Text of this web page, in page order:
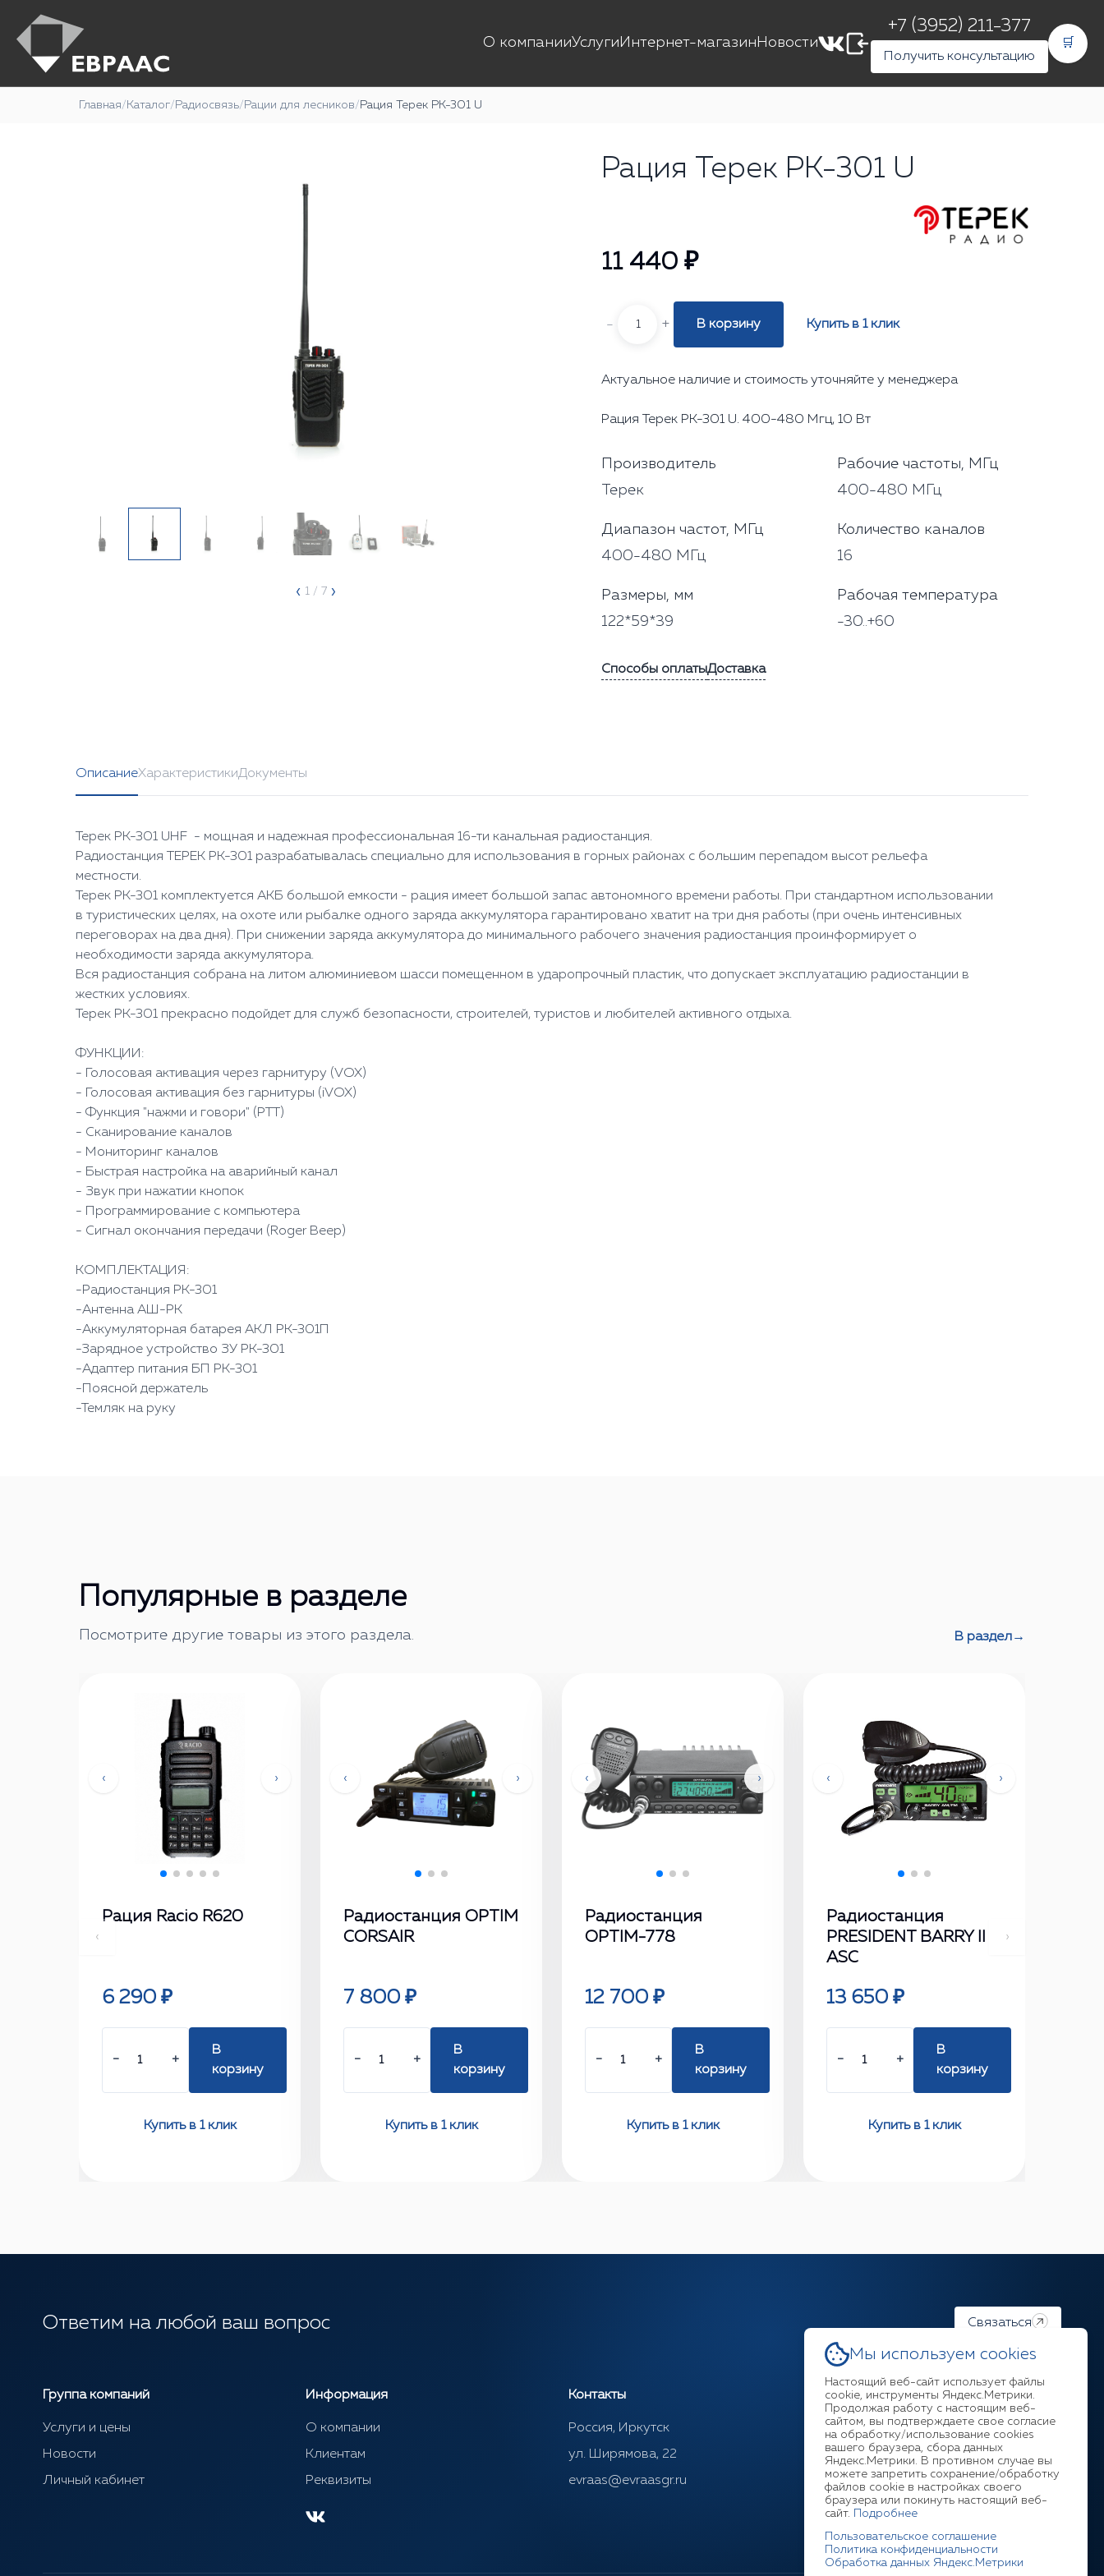
О компанииУслуги Интернет-магазин Новости
+7 (3952) 211-377
Получить консультацию
🛒
Главная/ Каталог/ Радиосвязь/ Рации для лесников/ Рация Терек РК-301 U
‹ 1 / 7 ›
Рация Терек РК-301 U
11 440 ₽
- + В корзину Купить в 1 клик
Актуальное наличие и стоимость уточняйте у менеджера
Рация Терек РК-301 U. 400-480 Мгц, 10 Вт
Производитель
Терек
Рабочие частоты, МГц
400-480 МГц
Диапазон частот, МГц
400-480 МГц
Количество каналов
16
Размеры, мм
122*59*39
Рабочая температура
-30..+60
Способы оплатыДоставка
ОписаниеХарактеристикиДокументы
Терек РК-301 UHF - мощная и надежная профессиональная 16-ти канальная радиостанция.
Радиостанция TEPEK PK-301 разрабатывалась специально для использования в горных районах с большим перепадом высот рельефа
местности.
Терек РК-301 комплектуется АКБ большой емкости - рация имеет большой запас автономного времени работы. При стандартном использовании
в туристических целях, на охоте или рыбалке одного заряда аккумулятора гарантировано хватит на три дня работы (при очень интенсивных
переговорах на два дня). При снижении заряда аккумулятора до минимального рабочего значения радиостанция проинформирует о
необходимости заряда аккумулятора.
Вся радиостанция собрана на литом алюминиевом шасси помещенном в ударопрочный пластик, что допускает эксплуатацию радиостанции в
жестких условиях.
Терек РК-301 прекрасно подойдет для служб безопасности, строителей, туристов и любителей активного отдыха.
ФУНКЦИИ:
- Голосовая активация через гарнитуру (VOX)
- Голосовая активация без гарнитуры (iVOX)
- Функция "нажми и говори" (PTT)
- Сканирование каналов
- Мониторинг каналов
- Быстрая настройка на аварийный канал
- Звук при нажатии кнопок
- Программирование с компьютера
- Сигнал окончания передачи (Roger Beep)
КОМПЛЕКТАЦИЯ:
-Радиостанция РК-301
-Антенна АШ-РК
-Аккумуляторная батарея АКЛ РК-301П
-Зарядное устройство ЗУ РК-301
-Адаптер питания БП РК-301
-Поясной держатель
-Темляк на руку
Популярные в разделе
Посмотрите другие товары из этого раздела. В раздел→
‹ ›
Рация Racio R620
6 290 ₽
− +
В
корзину
Купить в 1 клик
‹ ›
Радиостанция OPTIM
CORSAIR
7 800 ₽
− +
В
корзину
Купить в 1 клик
‹ ›
Радиостанция
OPTIM-778
12 700 ₽
− +
В
корзину
Купить в 1 клик
‹ ›
Радиостанция
PRESIDENT BARRY II
ASC
13 650 ₽
− +
В
корзину
Купить в 1 клик
‹ ›
Ответим на любой ваш вопрос Связаться
Группа компаний
Услуги и цены
Новости
Личный кабинет
Информация
О компании
Клиентам
Реквизиты
Контакты
Россия, Иркутск
ул. Ширямова, 22
evraas@evraasgr.ru
Ответим на любой ваш
вопрос
+7 (3952) 211-377
Мы используем cookies
Настоящий веб-сайт использует файлы
cookie, инструменты Яндекс.Метрики.
Продолжая работу с настоящим веб-
сайтом, вы подтверждаете свое согласие
на обработку/использование cookies
вашего браузера, сбора данных
Яндекс.Метрики. В противном случае вы
можете запретить сохранение/обработку
файлов cookie в настройках своего
браузера или покинуть настоящий веб-
сайт.
Подробнее
Пользовательское соглашение
Политика конфиденциальности
Обработка данных Яндекс.Метрики